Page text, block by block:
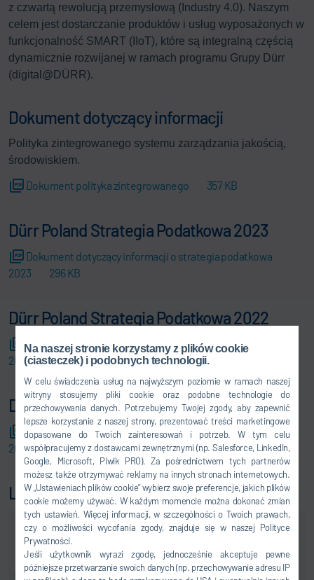
Na naszej stronie korzystamy z plików cookie
(ciasteczek) i podobnych technologii.
W celu świadczenia usług na najwyższym poziomie w ramach naszej
witryny stosujemy pliki cookie oraz podobne technologie do
przechowywania danych. Potrzebujemy Twojej zgody, aby zapewnić
lepsze korzystanie z naszej strony, prezentować treści marketingowe
dopasowane do Twoich zainteresowań i potrzeb. W tym celu
współpracujemy z dostawcami zewnętrznymi (np. Salesforce, LinkedIn,
Google, Microsoft, Piwik PRO). Za pośrednictwem tych partnerów
możesz także otrzymywać reklamy na innych stronach internetowych.
W „Ustawieniach plików cookie” wybierz swoje preferencje, jakich plików
cookie możemy używać. W każdym momencie można dokonać zmian
tych ustawień. Więcej informacji, w szczególności o Twoich prawach,
czy o możliwości wycofania zgody, znajduje się w naszej Polityce
Prywatności.
Jeśli użytkownik wyrazi zgodę, jednocześnie akceptuje pewne
późniejsze przetwarzanie swoich danych (np. przechowywanie adresu IP
z czwartą rewolucją przemysłową (Industry 4.0). Naszym
celem jest dostarczanie produktów i usług wyposażonych w
funkcjonalność SMART (IIoT), które są integralną częścią
dynamicznie rozwijanej w ramach programu Grupy Dürr
(digital@DÜRR).
Dokument dotyczący informacji
Polityka zintegrowanego systemu zarządzania jakością,
środowiskiem.
Dokument polityka zintegrowanego 357 KB
Dürr Poland Strategia Podatkowa 2023
Dokument dotyczący informacji o strategia podatkowa
2023
296 KB
Dürr Poland Strategia Podatkowa 2022
Dokument dotyczacy informacij o strategii podatkowej
2022
242 KB
Dürr Poland Strategia Podatkowa 2021
Dokument dotyczący informacji o strategia podatkowa
2021
237 KB
Lokalizacja